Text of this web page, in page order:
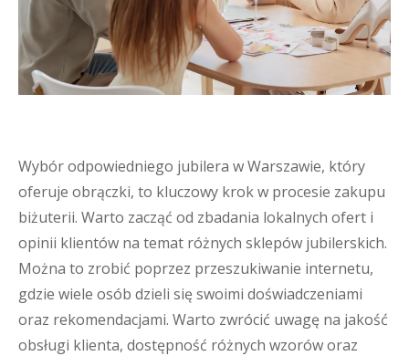
Wybór odpowiedniego jubilera w Warszawie, który
oferuje obrączki, to kluczowy krok w procesie zakupu
biżuterii. Warto zacząć od zbadania lokalnych ofert i
opinii klientów na temat różnych sklepów jubilerskich.
Można to zrobić poprzez przeszukiwanie internetu,
gdzie wiele osób dzieli się swoimi doświadczeniami
oraz rekomendacjami. Warto zwrócić uwagę na jakość
obsługi klienta, dostępność różnych wzorów oraz